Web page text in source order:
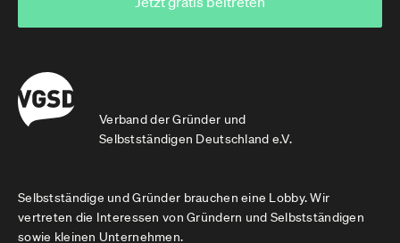
Verband der Gründer und
Selbstständigen Deutschland e.V.
Selbstständige und Gründer brauchen eine Lobby. Wir
vertreten die Interessen von Gründern und Selbstständigen
sowie kleinen Unternehmen.